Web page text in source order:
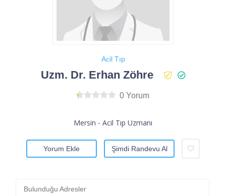
Acil Tıp
Uzm. Dr. Erhan Zöhre
0 Yorum
Mersin - Acil Tıp Uzmanı
Yorum Ekle Şimdi Randevu Al
Bulunduğu Adresler